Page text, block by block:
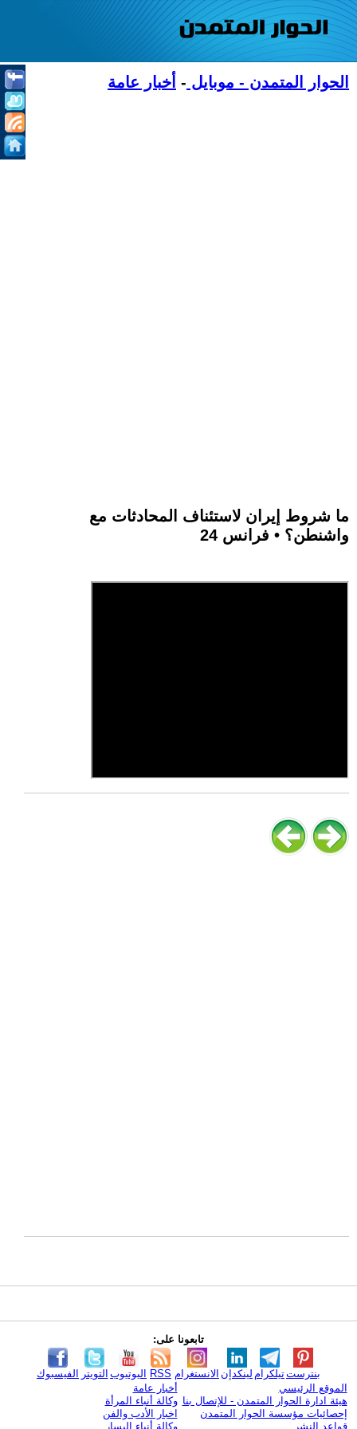
الحوار المتمدن - موبايل - أخبار عامة
ما شروط إيران لاستئناف المحادثات مع
واشنطن؟ • فرانس 24
تابعونا على:
الفيسبوك التويتر اليوتيوب RSS الانستغرام لينكدإن تيلكرامبنترست
الموقع الرئيسي
هيئة ادارة الحوار المتمدن - للإتصال بنا
إحصائيات مؤسسة الحوار المتمدن
قواعد النشر
أخبار عامة
وكالة أنباء المرأة
اخبار الأدب والفن
وكالة أنباء اليسار